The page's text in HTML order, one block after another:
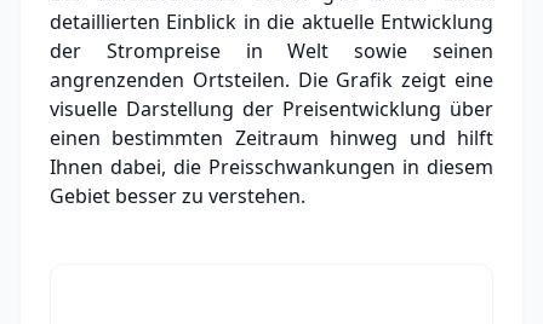
detaillierten Einblick in die aktuelle Entwicklung
der Strompreise in Welt sowie seinen
angrenzenden Ortsteilen. Die Grafik zeigt eine
visuelle Darstellung der Preisentwicklung über
einen bestimmten Zeitraum hinweg und hilft
Ihnen dabei, die Preisschwankungen in diesem
Gebiet besser zu verstehen.